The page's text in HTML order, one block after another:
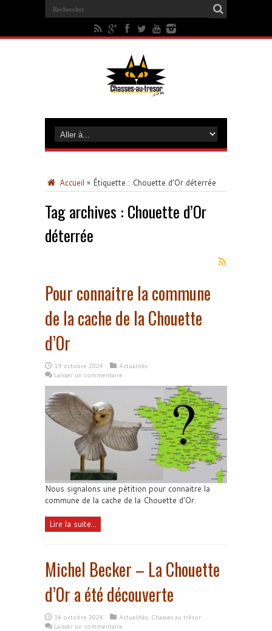
Accueil » Étiquette : Chouette d’Or déterrée
Tag archives : Chouette d’Or
déterrée
Pour connaitre la commune
de la cache de la Chouette
d’Or
19 octobre 2024
Actualités
Laisser un commentaire
Nous signalons une pétition pour connaitre la
commune de la cache de la Chouette d'Or.
Lire la suite...
Michel Becker – La Chouette
d’Or a été découverte
14 octobre 2024 Actualités, Chasses au trésor
Laisser un commentaire